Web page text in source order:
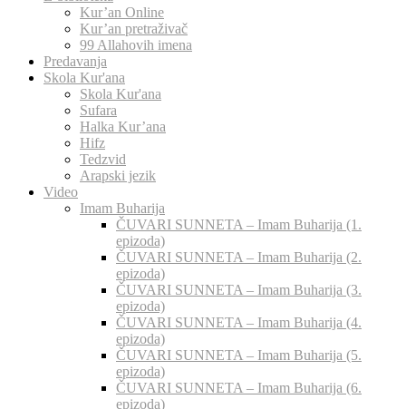
Kur’an Online
Kur’an pretraživač
99 Allahovih imena
Predavanja
Skola Kur'ana
Skola Kur'ana
Sufara
Halka Kur’ana
Hifz
Tedzvid
Arapski jezik
Video
Imam Buharija
ČUVARI SUNNETA – Imam Buharija (1.
epizoda)
ČUVARI SUNNETA – Imam Buharija (2.
epizoda)
ČUVARI SUNNETA – Imam Buharija (3.
epizoda)
ČUVARI SUNNETA – Imam Buharija (4.
epizoda)
ČUVARI SUNNETA – Imam Buharija (5.
epizoda)
ČUVARI SUNNETA – Imam Buharija (6.
epizoda)